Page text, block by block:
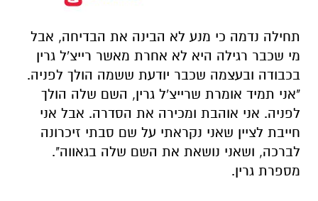
תחילה נדמה כי מנע לא הבינה את הבדיחה, אבל
מי שכבר רגילה היא לא אחרת מאשר רייצ'ל גרין
בכבודה ובעצמה שכבר יודעת ששמה הולך לפניה.
"אני תמיד אומרת שרייצ'ל גרין, השם שלה הולך
לפניה. אני אוהבת ומכירה את הסדרה. אבל אני
חייבת לציין שאני נקראתי על שם סבתי זיכרונה
לברכה, ושאני נושאת את השם שלה בגאווה".
מספרת גרין.